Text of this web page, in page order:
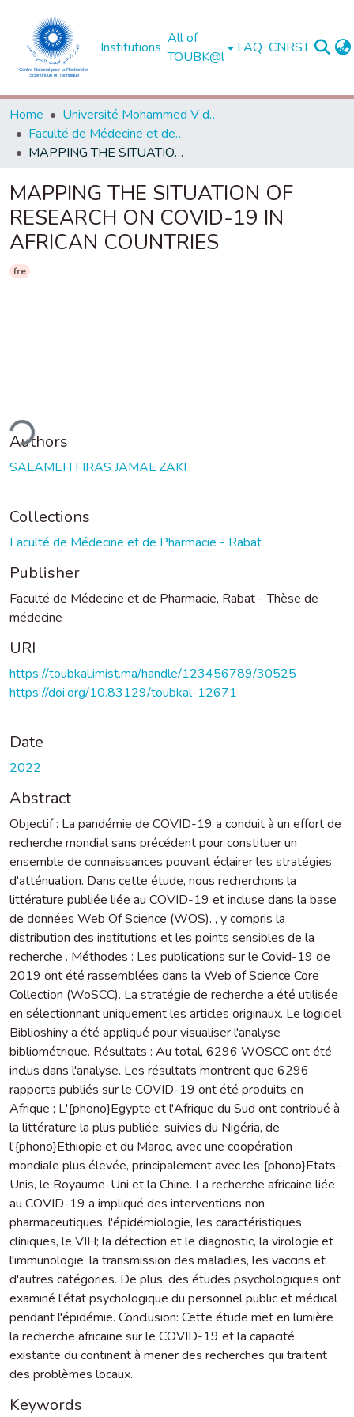
Institutions
All of
TOUBK@l
FAQ CNRST
Home
Université Mohammed V de Rabat
Faculté de Médecine et de Pharmacie - Rabat
MAPPING THE SITUATION OF RESEARCH ON COVID-19 IN AFRICAN COUNTRIES
MAPPING THE SITUATION OF
RESEARCH ON COVID-19 IN
AFRICAN COUNTRIES
fre
Authors
SALAMEH FIRAS JAMAL ZAKI
Collections
Faculté de Médecine et de Pharmacie - Rabat
Publisher
Faculté de Médecine et de Pharmacie, Rabat - Thèse de
médecine
URI
https://toubkal.imist.ma/handle/123456789/30525
https://doi.org/10.83129/toubkal-12671
Date
2022
Abstract
Objectif : La pandémie de COVID-19 a conduit à un effort de
recherche mondial sans précédent pour constituer un
ensemble de connaissances pouvant éclairer les stratégies
d'atténuation. Dans cette étude, nous recherchons la
littérature publiée liée au COVID-19 et incluse dans la base
de données Web Of Science (WOS). , y compris la
distribution des institutions et les points sensibles de la
recherche . Méthodes : Les publications sur le Covid-19 de
2019 ont été rassemblées dans la Web of Science Core
Collection (WoSCC). La stratégie de recherche a été utilisée
en sélectionnant uniquement les articles originaux. Le logiciel
Biblioshiny a été appliqué pour visualiser l'analyse
bibliométrique. Résultats : Au total, 6296 WOSCC ont été
inclus dans l'analyse. Les résultats montrent que 6296
rapports publiés sur le COVID-19 ont été produits en
Afrique ; L'{phono}Egypte et l'Afrique du Sud ont contribué à
la littérature la plus publiée, suivies du Nigéria, de
l'{phono}Ethiopie et du Maroc, avec une coopération
mondiale plus élevée, principalement avec les {phono}Etats-
Unis, le Royaume-Uni et la Chine. La recherche africaine liée
au COVID-19 a impliqué des interventions non
pharmaceutiques, l'épidémiologie, les caractéristiques
cliniques, le VIH; la détection et le diagnostic, la virologie et
l'immunologie, la transmission des maladies, les vaccins et
d'autres catégories. De plus, des études psychologiques ont
examiné l'état psychologique du personnel public et médical
pendant l'épidémie. Conclusion: Cette étude met en lumière
la recherche africaine sur le COVID-19 et la capacité
existante du continent à mener des recherches qui traitent
des problèmes locaux.
Keywords